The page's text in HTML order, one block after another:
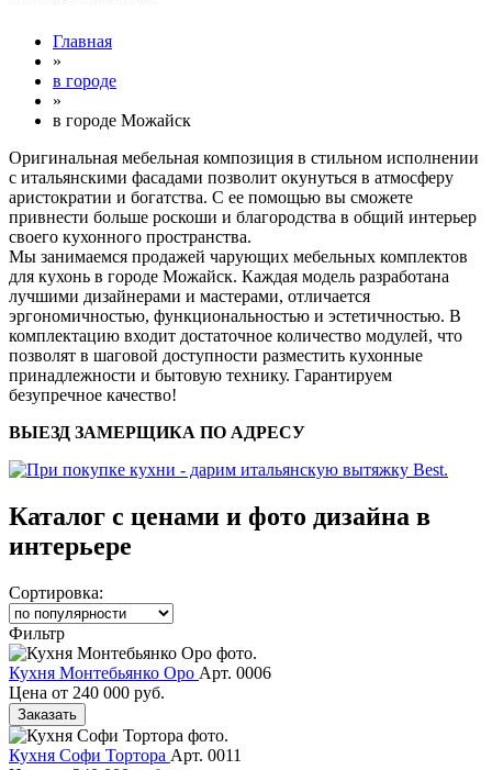
Главная
»
в городе
»
в городе Можайск
Оригинальная мебельная композиция в стильном исполнении
с итальянскими фасадами позволит окунуться в атмосферу
аристократии и богатства. С ее помощью вы сможете
привнести больше роскоши и благородства в общий интерьер
своего кухонного пространства.
Мы занимаемся продажей чарующих мебельных комплектов
для кухонь в городе Можайск. Каждая модель разработана
лучшими дизайнерами и мастерами, отличается
эргономичностью, функциональностью и эстетичностью. В
комплектацию входит достаточное количество модулей, что
позволят в шаговой доступности разместить кухонные
принадлежности и бытовую технику. Гарантируем
безупречное качество!
ВЫЕЗД ЗАМЕРЩИКА ПО АДРЕСУ
Каталог с ценами и фото дизайна в
интерьере
Сортировка:
Фильтр
Кухня Монтебьянко Оро Арт. 0006
Цена от 240 000 руб.
Заказать
Кухня Софи Тортора Арт. 0011